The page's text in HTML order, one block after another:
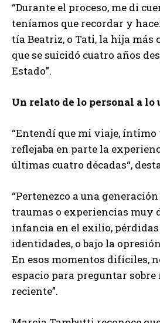
“Durante el proceso, me di
teníamos que recordar y
tía Beatriz, o Tati, la hija más
que se suicidó cuatro años
Estado”.
Un relato de lo personal a
“Entendí que mi viaje,
reflejaba en parte la
últimas cuatro décadas“,
“Pertenezco a una
traumas o experiencias muy
infancia en el exilio,
identidades, o bajo la
En esos momentos difíciles,
espacio para preguntar sobre
reciente”.